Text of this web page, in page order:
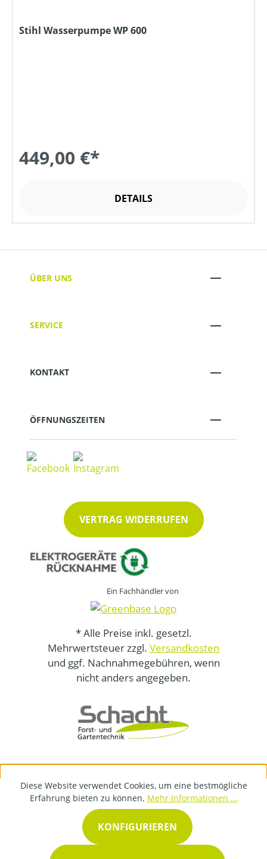
Stihl Wasserpumpe WP 600
449,00 €*
DETAILS
ÜBER UNS
SERVICE
KONTAKT
ÖFFNUNGSZEITEN
VERTRAG WIDERRUFEN
Ein Fachhändler von
* Alle Preise inkl. gesetzl.
Mehrwertsteuer zzgl. Versandkosten
und ggf. Nachnahmegebühren, wenn
nicht anders angegeben.
Diese Website verwendet Cookies, um eine bestmögliche
Erfahrung bieten zu können. Mehr Informationen ...
KONFIGURIEREN